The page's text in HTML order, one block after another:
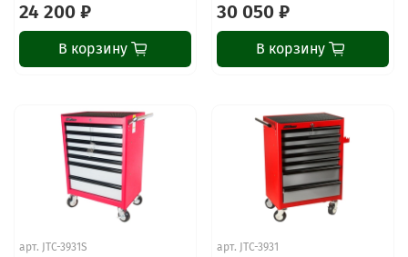
24 200 ₽
В корзину
30 050 ₽
В корзину
арт. JTC-3931S арт. JTC-3931